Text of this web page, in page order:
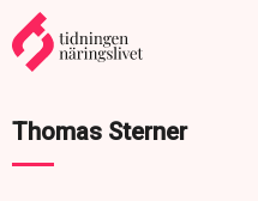
Thomas Sterner